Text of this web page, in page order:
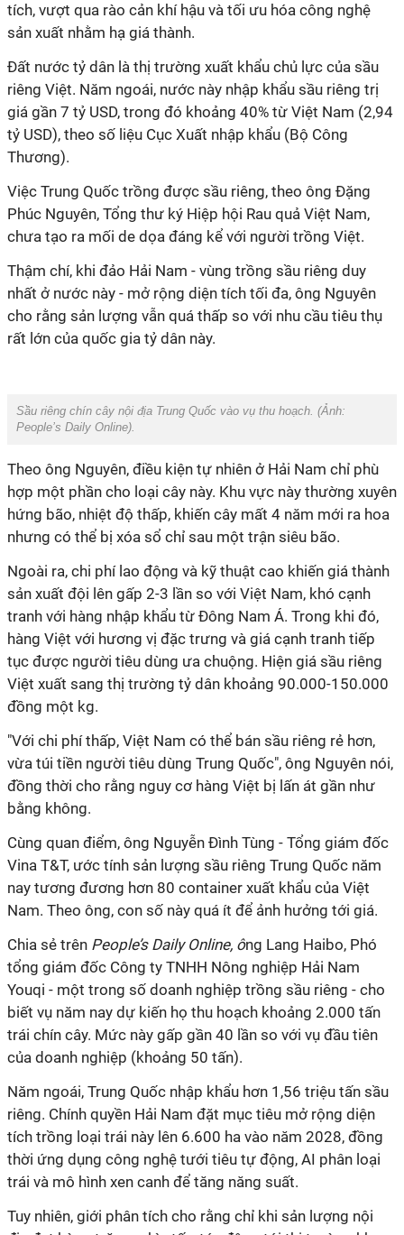
tích, vượt qua rào cản khí hậu và tối ưu hóa công nghệ
sản xuất nhằm hạ giá thành.
Đất nước tỷ dân là thị trường xuất khẩu chủ lực của sầu
riêng Việt. Năm ngoái, nước này nhập khẩu sầu riêng trị
giá gần 7 tỷ USD, trong đó khoảng 40% từ Việt Nam (2,94
tỷ USD), theo số liệu Cục Xuất nhập khẩu (Bộ Công
Thương).
Việc Trung Quốc trồng được sầu riêng, theo ông Đặng
Phúc Nguyên, Tổng thư ký Hiệp hội Rau quả Việt Nam,
chưa tạo ra mối de dọa đáng kể với người trồng Việt.
Thậm chí, khi đảo Hải Nam - vùng trồng sầu riêng duy
nhất ở nước này - mở rộng diện tích tối đa, ông Nguyên
cho rằng sản lượng vẫn quá thấp so với nhu cầu tiêu thụ
rất lớn của quốc gia tỷ dân này.
Sầu riêng chín cây nội địa Trung Quốc vào vụ thu hoạch. (Ảnh:
People’s Daily Online).
Theo ông Nguyên, điều kiện tự nhiên ở Hải Nam chỉ phù
hợp một phần cho loại cây này. Khu vực này thường xuyên
hứng bão, nhiệt độ thấp, khiến cây mất 4 năm mới ra hoa
nhưng có thể bị xóa sổ chỉ sau một trận siêu bão.
Ngoài ra, chi phí lao động và kỹ thuật cao khiến giá thành
sản xuất đội lên gấp 2-3 lần so với Việt Nam, khó cạnh
tranh với hàng nhập khẩu từ Đông Nam Á. Trong khi đó,
hàng Việt với hương vị đặc trưng và giá cạnh tranh tiếp
tục được người tiêu dùng ưa chuộng. Hiện giá sầu riêng
Việt xuất sang thị trường tỷ dân khoảng 90.000-150.000
đồng một kg.
"Với chi phí thấp, Việt Nam có thể bán sầu riêng rẻ hơn,
vừa túi tiền người tiêu dùng Trung Quốc", ông Nguyên nói,
đồng thời cho rằng nguy cơ hàng Việt bị lấn át gần như
bằng không.
Cùng quan điểm, ông Nguyễn Đình Tùng - Tổng giám đốc
Vina T&T, ước tính sản lượng sầu riêng Trung Quốc năm
nay tương đương hơn 80 container xuất khẩu của Việt
Nam. Theo ông, con số này quá ít để ảnh hưởng tới giá.
Chia sẻ trên People’s Daily Online, ông Lang Haibo, Phó
tổng giám đốc Công ty TNHH Nông nghiệp Hải Nam
Youqi - một trong số doanh nghiệp trồng sầu riêng - cho
biết vụ năm nay dự kiến họ thu hoạch khoảng 2.000 tấn
trái chín cây. Mức này gấp gần 40 lần so với vụ đầu tiên
của doanh nghiệp (khoảng 50 tấn).
Năm ngoái, Trung Quốc nhập khẩu hơn 1,56 triệu tấn sầu
riêng. Chính quyền Hải Nam đặt mục tiêu mở rộng diện
tích trồng loại trái này lên 6.600 ha vào năm 2028, đồng
thời ứng dụng công nghệ tưới tiêu tự động, AI phân loại
trái và mô hình xen canh để tăng năng suất.
Tuy nhiên, giới phân tích cho rằng chỉ khi sản lượng nội